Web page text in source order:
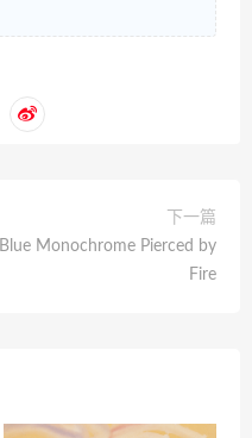
下一篇
Blue Monochrome Pierced by
Fire